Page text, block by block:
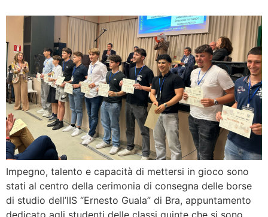
Impegno, talento e capacità di mettersi in gioco sono
stati al centro della cerimonia di consegna delle borse
di studio dell’IIS “Ernesto Guala” di Bra, appuntamento
dedicato agli studenti delle classi quinte che si sono